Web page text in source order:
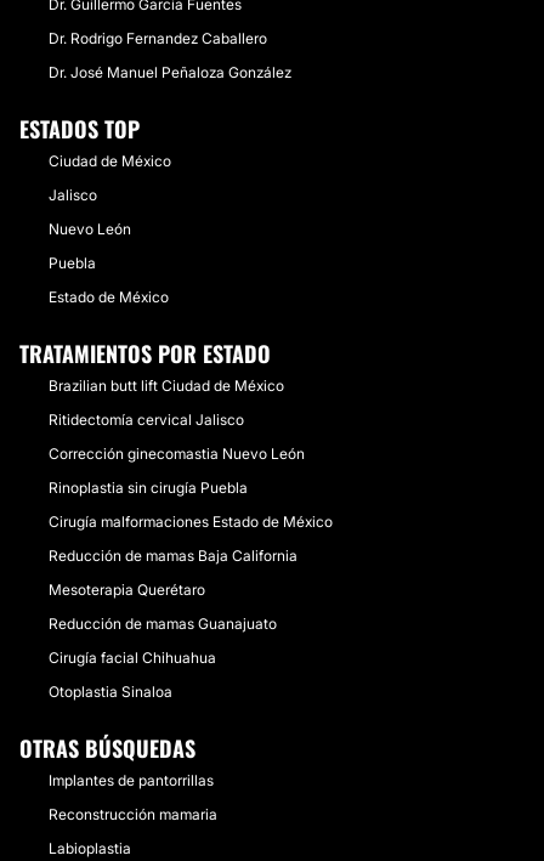
REJUVENECIMIENTO FACIAL
Tratamientos médicos para casa o consultorio,
manejos en consultorio con aparatos como
radiofrecuencia o luz pulsada, o algunos
procedimientos quirúrgicos, dependiendo de la
indicación en cada caso, pueden ayudar a disminuir
los estigmas de la edad y dar una apariencia más
Desde:$ 500hasta
CONTACTAR
DEPILACIÓN LÁSER
la luz pulsada intensa . Manejamos tratamiento
específico de contorno de áreas especiales como
CONTACTAR
CIRUGÍA PLÁSTICA RECONSTRUCTIVA
cual de hecho es la base de conocimientos para la
cirugía estética. Manejamos desde quemaduras y sus
Dr. Guillermo Garcia Fuentes
Dr. Rodrigo Fernandez Caballero
Dr. José Manuel Peñaloza González
ESTADOS TOP
Ciudad de México
Jalisco
Nuevo León
Puebla
Estado de México
TRATAMIENTOS POR ESTADO
Brazilian butt lift Ciudad de México
Ritidectomía cervical Jalisco
Corrección ginecomastia Nuevo León
Rinoplastia sin cirugía Puebla
Cirugía malformaciones Estado de México
Reducción de mamas Baja California
Mesoterapia Querétaro
Reducción de mamas Guanajuato
Cirugía facial Chihuahua
Otoplastia Sinaloa
OTRAS BÚSQUEDAS
Implantes de pantorrillas
Reconstrucción mamaria
Labioplastia